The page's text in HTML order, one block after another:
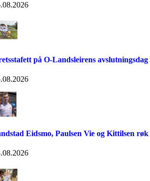
på O-Landsleirens avslutningsdag
Eidsmo, Paulsen Vie og Kittilsen